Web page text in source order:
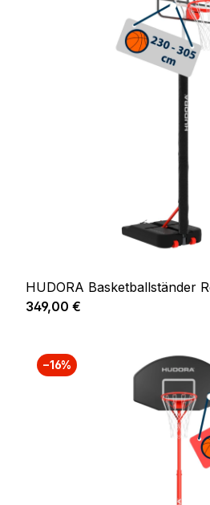
HUDORA Basketballständer
Regulärer Preis:
349,00 €
−16%